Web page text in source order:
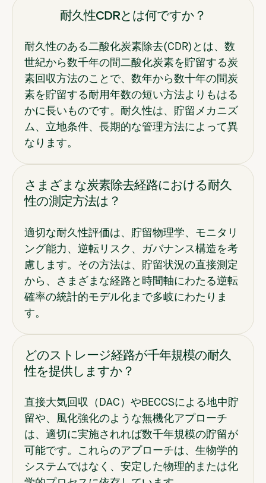
耐久性CDRとは何ですか？
耐久性のある二酸化炭素除去(CDR)とは、数
世紀から数千年の間二酸化炭素を貯留する炭
素回収方法のことで、数年から数十年の間炭
素を貯留する耐用年数の短い方法よりもはる
かに長いものです。耐久性は、貯留メカニズ
ム、立地条件、長期的な管理方法によって異
なります。
さまざまな炭素除去経路における耐久
性の測定方法は？
適切な耐久性評価は、貯留物理学、モニタリ
ング能力、逆転リスク、ガバナンス構造を考
慮します。その方法は、貯留状況の直接測定
から、さまざまな経路と時間軸にわたる逆転
確率の統計的モデル化まで多岐にわたりま
す。
どのストレージ経路が千年規模の耐久
性を提供しますか？
直接大気回収（DAC）やBECCSによる地中貯
留や、風化強化のような無機化アプローチ
は、適切に実施されれば数千年規模の貯留が
可能です。これらのアプローチは、生物学的
システムではなく、安定した物理的または化